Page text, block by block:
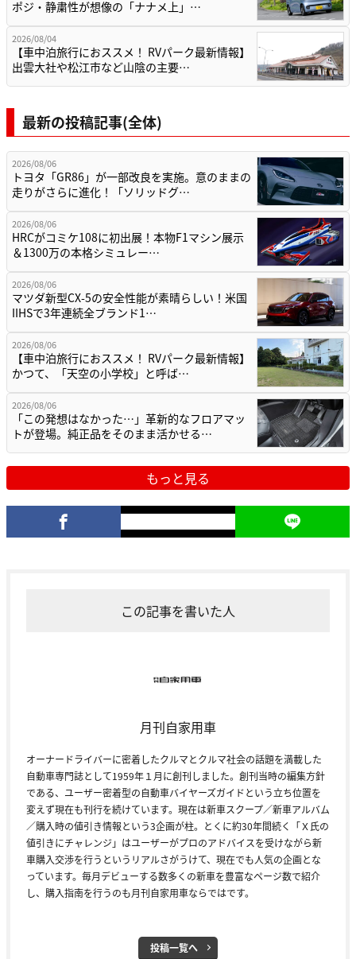
ポジ・静粛性が想像の「ナナメ上」…
2026/08/04
【車中泊旅行におススメ！ RVパーク最新情報】
出雲大社や松江市など山陰の主要…
最新の投稿記事(全体)
2026/08/06
トヨタ「GR86」が一部改良を実施。意のままの
走りがさらに進化！「ソリッドグ…
2026/08/06
HRCがコミケ108に初出展！本物F1マシン展示
＆1300万の本格シミュレー…
2026/08/06
マツダ新型CX-5の安全性能が素晴らしい！米国
IIHSで3年連続全ブランド1…
2026/08/06
【車中泊旅行におススメ！ RVパーク最新情報】
かつて、「天空の小学校」と呼ば…
2026/08/06
「この発想はなかった…」革新的なフロアマッ
トが登場。純正品をそのまま活かせる…
もっと見る
この記事を書いた人
月刊自家用車
オーナードライバーに密着したクルマとクルマ社会の話題を満載した
自動車専門誌として1959年１月に創刊しました。創刊当時の編集方針
である、ユーザー密着型の自動車バイヤーズガイドという立ち位置を
変えず現在も刊行を続けています。現在は新車スクープ／新車アルバム
／購入時の値引き情報という3企画が柱。とくに約30年間続く「Ｘ氏の
値引きにチャレンジ」はユーザーがプロのアドバイスを受けながら新
車購入交渉を行うというリアルさがうけて、現在でも人気の企画とな
っています。毎月デビューする数多くの新車を豊富なページ数で紹介
し、購入指南を行うのも月刊自家用車ならではです。
投稿一覧へ